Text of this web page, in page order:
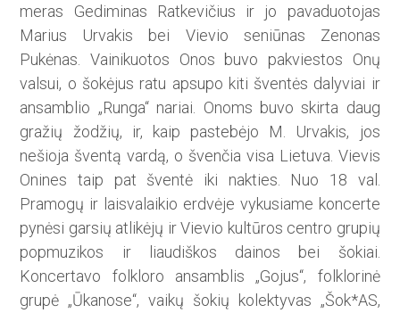
meras Gediminas Ratkevičius ir jo pavaduotojas
Marius Urvakis bei Vievio seniūnas Zenonas
Pukėnas. Vainikuotos Onos buvo pakviestos Onų
valsui, o šokėjus ratu apsupo kiti šventės dalyviai ir
ansamblio „Runga“ nariai. Onoms buvo skirta daug
gražių žodžių, ir, kaip pastebėjo M. Urvakis, jos
nešioja šventą vardą, o švenčia visa Lietuva. Vievis
Onines taip pat šventė iki nakties. Nuo 18 val.
Pramogų ir laisvalaikio erdvėje vykusiame koncerte
pynėsi garsių atlikėjų ir Vievio kultūros centro grupių
popmuzikos ir liaudiškos dainos bei šokiai.
Koncertavo folkloro ansamblis „Gojus“, folklorinė
grupė „Ūkanose“, vaikų šokių kolektyvas „Šok*AS,